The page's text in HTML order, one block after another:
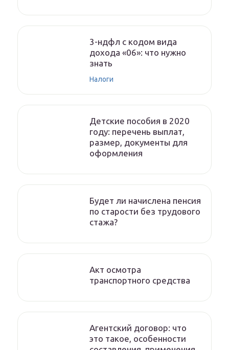
3-ндфл с кодом вида
дохода «06»: что нужно
знать
Налоги
Детские пособия в 2020
году: перечень выплат,
размер, документы для
оформления
Будет ли начислена пенсия
по старости без трудового
стажа?
Акт осмотра
транспортного средства
Агентский договор: что
это такое, особенности